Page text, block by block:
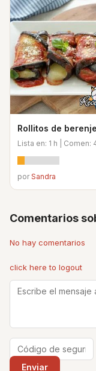
Rollitos de
Lista en: 1 h | Comen:
porSandra
Comentarios
No hay comentarios
click here to logout